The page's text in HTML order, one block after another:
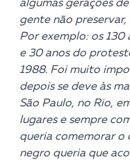
algumas gerações
gente não preservar,
Por exemplo: os 130
e 30 anos do
1988. Foi muito
depois se deve às
São Paulo, no Rio,
lugares e sempre
queria comemorar o
negro queria que